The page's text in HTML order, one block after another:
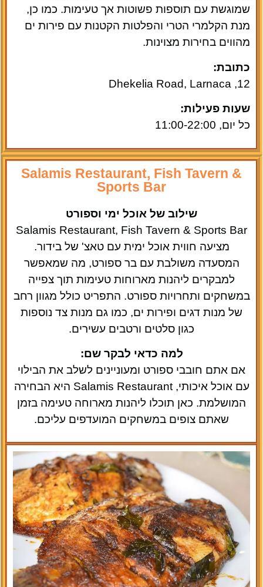
שמוגשת עם תוספות פשוטות אך טעימות. כמו כן,
מנת הקלמרי הטרי והפלטות הקטנות עם פירות ים
מהווים בחירות מצוינות.
כתובת:
12, Dhekelia Road, Larnaca
שעות פעילות:
כל יום, 11:00-22:00
Salamis Restaurant, Fish Tavern &
Sports Bar
שילוב של אוכל ימי וספורט
Salamis Restaurant, Fish Tavern & Sports Bar
מציעה חווית אוכל ימית עם טאצ' של בידור.
המסעדה משולבת עם בר ספורט, מה שמאפשר
למבקרים ליהנות מארוחות טעימות תוך צפייה
במשחקים ותחרויות ספורט. התפריט כולל מגוון רחב
של מנות דגים ופירות ים, כמו גם מנות צד נוספות
כגון סלטים ורטבים עשירים.
למה כדאי לבקר שם:
אם אתם חובבי ספורט ומעוניינים לשלב את הבילוי
עם אוכל איכותי, Salamis Restaurant היא הבחירה
המושלמת. כאן תוכלו ליהנות מארוחה טעימה בזמן
שאתם צופים במשחקים המועדפים עליכם.